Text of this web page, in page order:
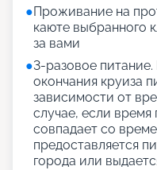
●Проживание на
каюте выбранного
за вами
●3-разовое
окончания круиза
зависимости от
случае, если время
совпадает со
предоставляется
города или